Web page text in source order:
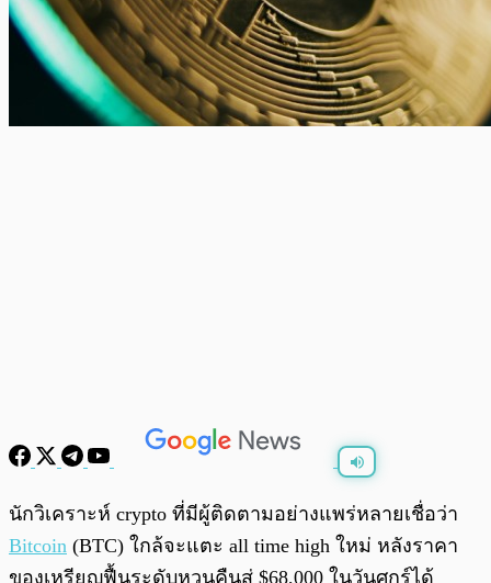
พร้อมเล่น /0:00
นักวิเคราะห์ crypto ที่มีผู้ติดตามอย่างแพร่หลายเชื่อว่า
Bitcoin (BTC) ใกล้จะแตะ all time high ใหม่ หลังราคา
ของเหรียญฟื้นระดับหวนคืนสู่ $68,000 ในวันศุกร์ได้